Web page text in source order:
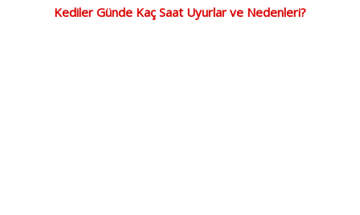
Kediler Günde Kaç Saat Uyurlar ve Nedenleri?